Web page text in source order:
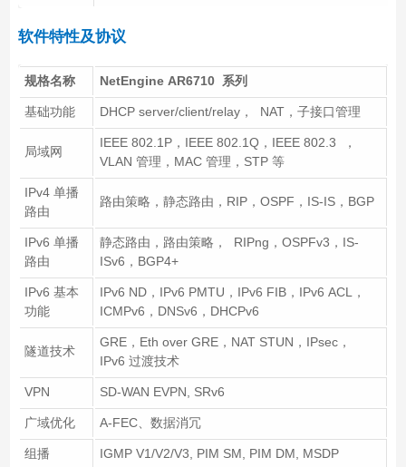
软件特性及协议
规格名称 NetEngine AR6710 系列
基础功能 DHCP server/client/relay， NAT，子接口管理
局域网
IEEE 802.1P，IEEE 802.1Q，IEEE 802.3 ，
VLAN 管理，MAC 管理，STP 等
IPv4 单播
路由
路由策略，静态路由，RIP，OSPF，IS-IS，BGP
IPv6 单播
路由
静态路由，路由策略， RIPng，OSPFv3，IS-
ISv6，BGP4+
IPv6 基本
功能
IPv6 ND，IPv6 PMTU，IPv6 FIB，IPv6 ACL，
ICMPv6，DNSv6，DHCPv6
隧道技术
GRE，Eth over GRE，NAT STUN，IPsec，
IPv6 过渡技术
VPN SD-WAN EVPN, SRv6
广域优化 A-FEC、数据消冗
组播 IGMP V1/V2/V3, PIM SM, PIM DM, MSDP